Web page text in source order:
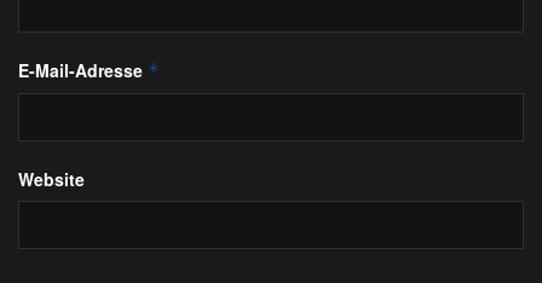
E-Mail-Adresse *
Website